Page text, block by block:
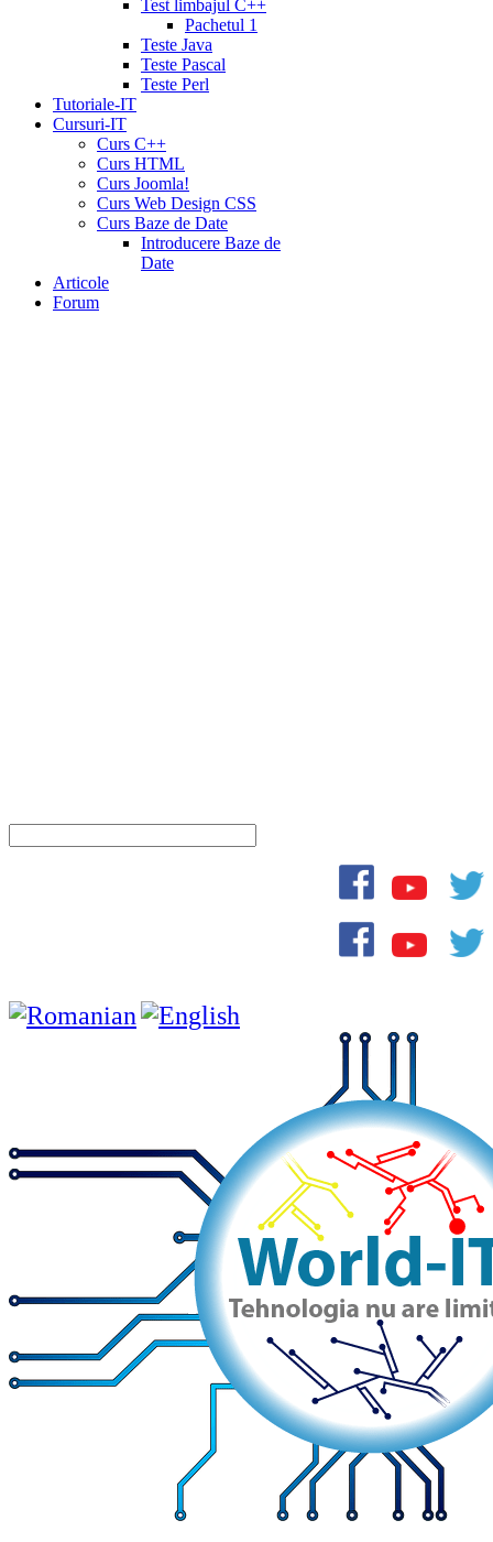
Test limbajul C++
Pachetul 1
Teste Java
Teste Pascal
Teste Perl
Tutoriale-IT
Cursuri-IT
Curs C++
Curs HTML
Curs Joomla!
Curs Web Design CSS
Curs Baze de Date
Introducere Baze de
Date
Articole
Forum